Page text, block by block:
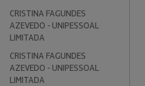
CRISTINA FAGUNDES
AZEVEDO - UNIPESSOAL
LIMITADA
CRISTINA FAGUNDES
AZEVEDO - UNIPESSOAL
LIMITADA